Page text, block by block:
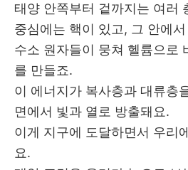
태양 안쪽부터 겉까지는 여러
중심에는 핵이 있고, 그 안에
수소 원자들이 뭉쳐 헬륨으로
를 만들죠.
이 에너지가 복사층과 대류층
면에서 빛과 열로 방출돼요.
이게 지구에 도달하면서 우리
요.